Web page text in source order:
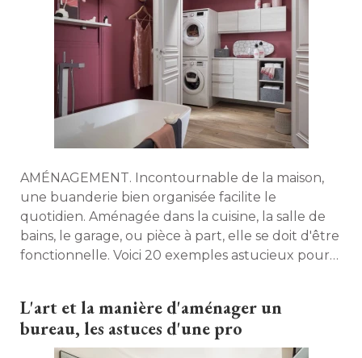
AMÉNAGEMENT. Incontournable de la maison,
une buanderie bien organisée facilite le
quotidien. Aménagée dans la cuisine, la salle de
bains, le garage, ou pièce à part, elle se doit d'être
fonctionnelle. Voici 20 exemples astucieux pour
L'art et la manière d'aménager un
bureau, les astuces d'une pro